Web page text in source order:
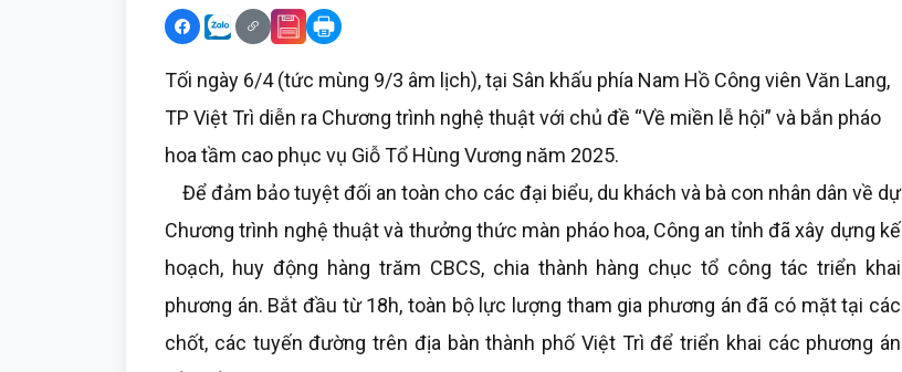
Tối ngày 6/4 (tức mùng 9/3 âm lịch), tại Sân khấu phía Nam Hồ Công viên Văn Lang,
TP Việt Trì diễn ra Chương trình nghệ thuật với chủ đề “Về miền lễ hội” và bắn pháo
hoa tầm cao phục vụ Giỗ Tổ Hùng Vương năm 2025.
Để đảm bảo tuyệt đối an toàn cho các đại biểu, du khách và bà con nhân dân về dự
Chương trình nghệ thuật và thưởng thức màn pháo hoa, Công an tỉnh đã xây dựng kế
hoạch, huy động hàng trăm CBCS, chia thành hàng chục tổ công tác triển khai
phương án. Bắt đầu từ 18h, toàn bộ lực lượng tham gia phương án đã có mặt tại các
chốt, các tuyến đường trên địa bàn thành phố Việt Trì để triển khai các phương án